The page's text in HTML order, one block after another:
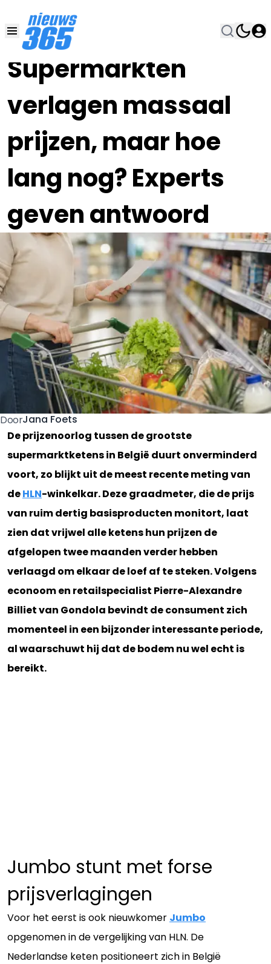
Supermarkten
verlagen massaal
prijzen, maar hoe
lang nog? Experts
geven antwoord
21 JUN , 8:00•
DoorJana Foets
De prijzenoorlog tussen de grootste
supermarktketens in België duurt onverminderd
voort, zo blijkt uit de meest recente meting van
deHLN-winkelkar. Deze graadmeter, die de prijs
van ruim dertig basisproducten monitort, laat
zien dat vrijwel alle ketens hun prijzen de
afgelopen twee maanden verder hebben
verlaagd om elkaar de loef af te steken. Volgens
econoom en retailspecialist Pierre-Alexandre
Billiet van Gondola bevindt de consument zich
momenteel in een bijzonder interessante periode,
al waarschuwt hij dat de bodem nu wel echt is
bereikt.
Jumbo stunt met forse
prijsverlagingen
Voor het eerst is ook nieuwkomer Jumbo
opgenomen in de vergelijking van HLN. De
Nederlandse keten positioneert zich in België